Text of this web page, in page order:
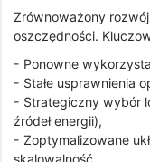
Zrównoważony
oszczędności.
- Ponowne
- Stałe usprawnienia
- Strategiczny wybór
źródeł energii),
- Zoptymalizowane